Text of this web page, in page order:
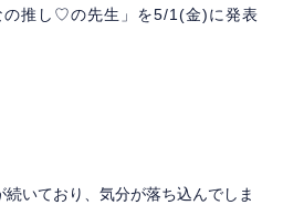
の推し♡の先生」を5/1(金)に発表
いており、気分が落ち込んでしま